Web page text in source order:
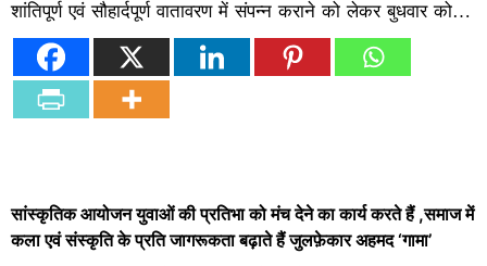
शांतिपूर्ण एवं सौहार्दपूर्ण वातावरण में संपन्न कराने को लेकर बुधवार को…
सांस्कृतिक आयोजन युवाओं की प्रतिभा को मंच देने का कार्य करते हैं ,समाज में
कला एवं संस्कृति के प्रति जागरूकता बढ़ाते हैं जुलफ़ेकार अहमद ‘गामा’